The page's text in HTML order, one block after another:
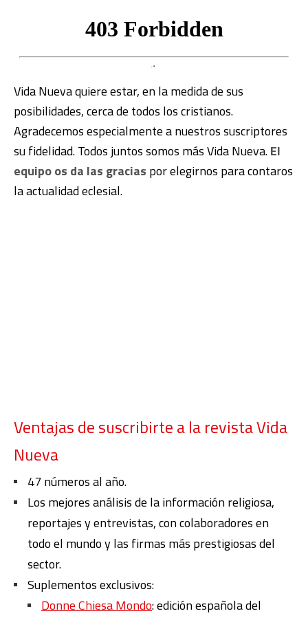
Vida Nueva quiere estar, en la medida de sus
posibilidades, cerca de todos los cristianos.
Agradecemos especialmente a nuestros suscriptores
su fidelidad. Todos juntos somos más Vida Nueva.El
equipo os da las gracias por elegirnos para contaros
la actualidad eclesial.
Ventajas de suscribirte a la revista Vida
Nueva
47 números al año.
Los mejores análisis de la información religiosa,
reportajes y entrevistas, con colaboradores en
todo el mundo y las firmas más prestigiosas del
sector.
Suplementos exclusivos:
Donne Chiesa Mondo: edición española del